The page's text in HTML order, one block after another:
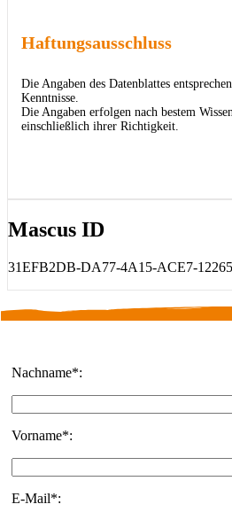
Haftungsausschluss
Die Angaben des Datenblattes
Kenntnisse.
Die Angaben erfolgen nach bestem
einschließlich ihrer Richtigkeit.
Mascus ID
31EFB2DB-DA77-4A15-ACE7-
Nachname*:
Vorname*:
E-Mail*: